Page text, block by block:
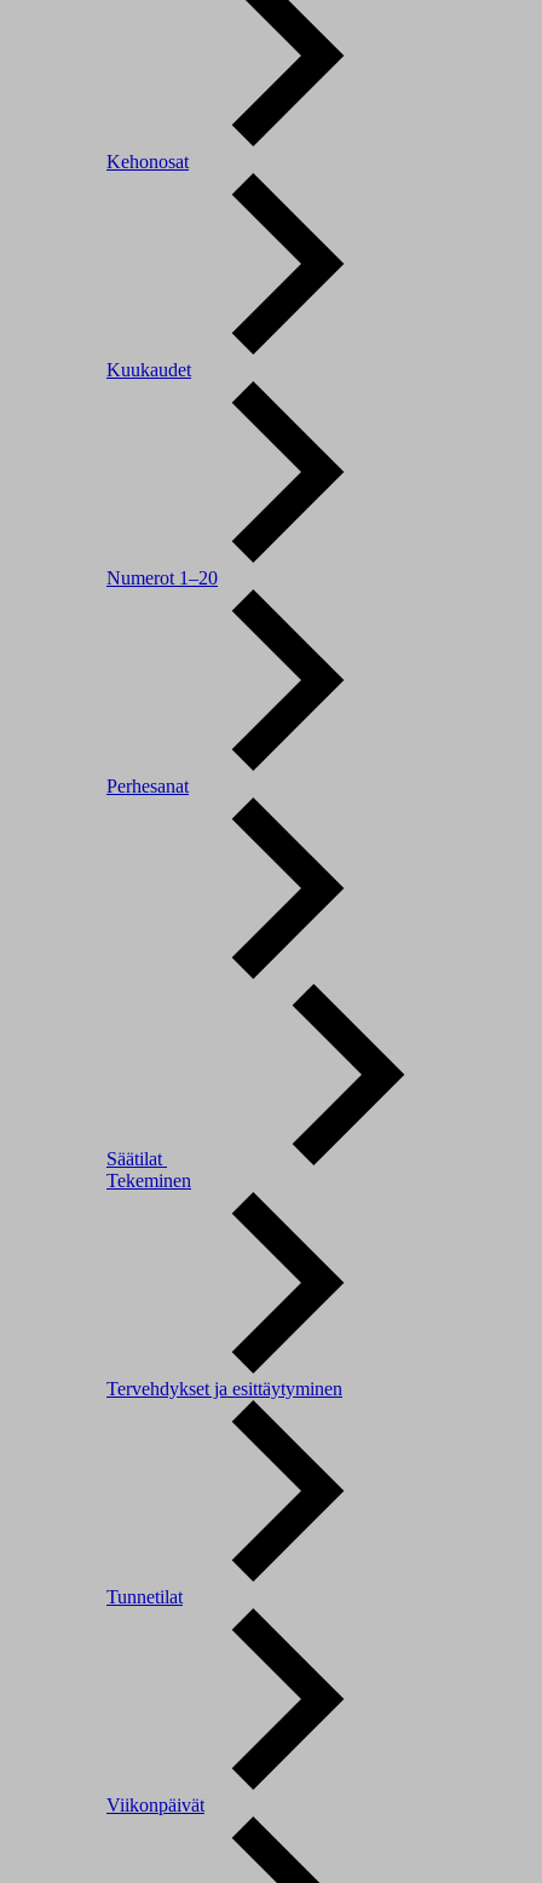
Kehonosat
Kuukaudet
Numerot 1–20
Perhesanat
Säätilat
Tekeminen
Tervehdykset ja esittäytyminen
Tunnetilat
Viikonpäivät